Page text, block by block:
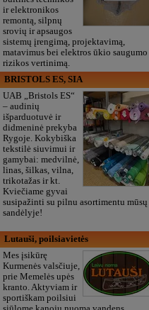
ir elektronikos
remontą, silpnų
srovių ir apsaugos
sistemų įrengimą, projektavimą,
matavimus bei elektros ūkio saugumo
rizikos vertinimą.
BRISTOLS ES, SIA
UAB „Bristols ES“
– audinių
išparduotuvė ir
didmeninė prekyba
Rygoje. Kokybiška
tekstilė siuvimui ir
gamybai: medvilnė,
linas, šilkas, vilna,
trikotažas ir kt.
Kviečiame gyvai
susipažinti su pilnu asortimentu mūsų
sandėlyje!
Lutauši, poilsiavietės
Mes įsikūrę
Kurmenės valsčiuje,
prie Memelės upės
kranto. Aktyviam ir
sportiškam poilsiui